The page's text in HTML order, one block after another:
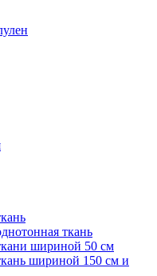
ткань
шириной 50 см
шириной 150 см и